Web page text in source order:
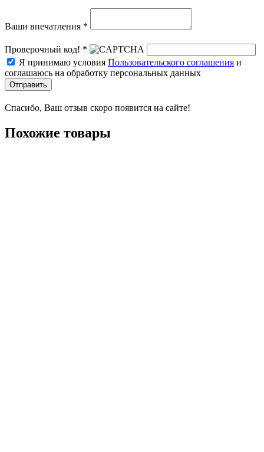
Ваши впечатления *
Проверочный код! *
Я принимаю условия Пользовательского соглашения и
соглашаюсь на обработку персональных данных
Отправить
Спасибо, Ваш отзыв скоро появится на сайте!
Похожие товары